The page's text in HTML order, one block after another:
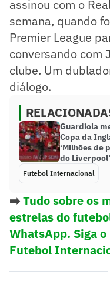
assinou com o
semana, quando
Premier League
conversando com
clube. Um
diálogo.
Guardiola
Copa da
‘Milhões de
do Liverpool’
Futebol Internacional
➡️Tudo sobre os
estrelas do
WhatsApp. Siga
Futebol